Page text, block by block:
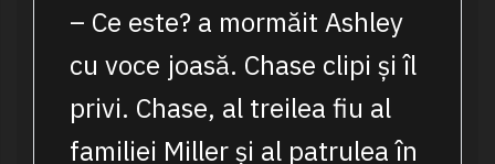
– Ce este? a mormăit Ashley
cu voce joasă. Chase clipi și îl
privi. Chase, al treilea fiu al
familiei Miller și al patrulea în